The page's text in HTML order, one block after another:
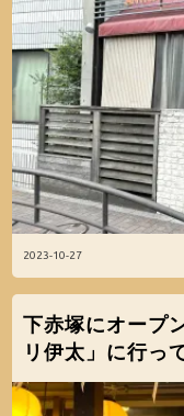
2023-10-27
下赤塚にオープ
リ伊太」に行っ